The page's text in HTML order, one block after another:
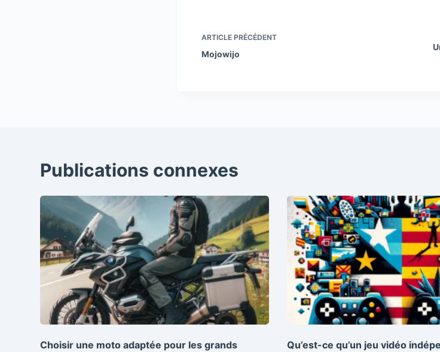
ARTICLE PRÉCÉDENT
Mojowijo
Publications connexes
Choisir une moto adaptée pour les grands
Qu’est-ce qu’un jeu vidéo